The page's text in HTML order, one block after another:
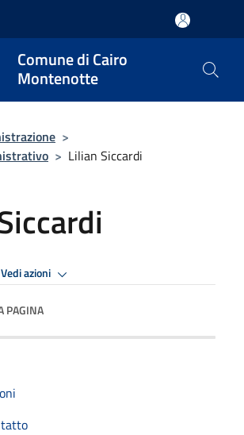
Comune di Cairo
Montenotte
>
> Lilian Siccardi
Vedi azioni
PAGINA